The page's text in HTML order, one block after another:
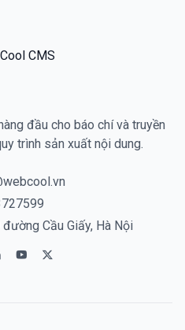
đầu cho báo chí và truyền
trình sản xuất nội dung.
Cầu Giấy, Hà Nội